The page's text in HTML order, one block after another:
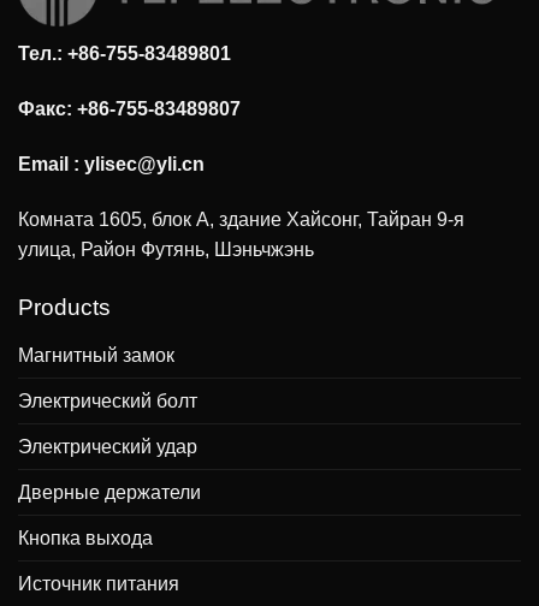
Тел.: +86-755-83489801
Факс: +86-755-83489807
Email : ylisec@yli.cn
Комната 1605, блок А, здание Хайсонг, Тайран 9-я
улица, Район Футянь, Шэньчжэнь
Products
Магнитный замок
Электрический болт
Электрический удар
Дверные держатели
Кнопка выхода
Источник питания